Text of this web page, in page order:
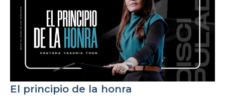
El principio de la honra